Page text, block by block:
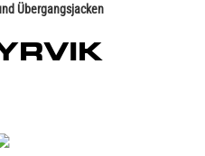
Übergangsjacken